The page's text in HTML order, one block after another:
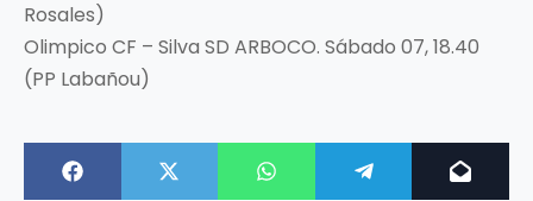
Rosales)
Olimpico CF – Silva SD ARBOCO. Sábado 07, 18.40
(PP Labañou)